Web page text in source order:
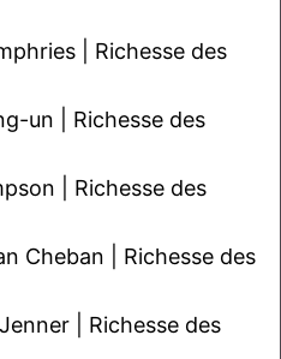
| Richesse des
un | Richesse des
| Richesse des
Cheban | Richesse des
| Richesse des